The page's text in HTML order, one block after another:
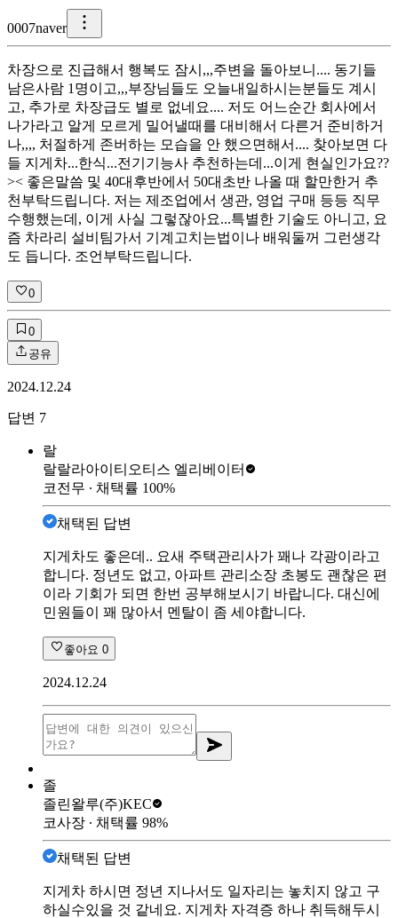
0007naver
차장으로 진급해서 행복도 잠시,,,주변을 돌아보니.... 동기들
남은사람 1명이고,,,부장님들도 오늘내일하시는분들도 계시
고, 추가로 차장급도 별로 없네요.... 저도 어느순간 회사에서
나가라고 알게 모르게 밀어낼때를 대비해서 다른거 준비하거
나,,,, 처절하게 존버하는 모습을 안 했으면해서.... 찾아보면 다
들 지게차...한식...전기기능사 추천하는데...이게 현실인가요??
>< 좋은말씀 및 40대후반에서 50대초반 나올 때 할만한거 추
천부탁드립니다. 저는 제조업에서 생관, 영업 구매 등등 직무
수행했는데, 이게 사실 그렇잖아요...특별한 기술도 아니고, 요
즘 차라리 설비팀가서 기계고치는법이나 배워둘꺼 그런생각
도 듭니다. 조언부탁드립니다.
0
0
공유
2024.12.24
답변 7
랄
랄랄라아이티 오티스 엘리베이터
코전무 ∙ 채택률 100%
채택된 답변
지게차도 좋은데.. 요새 주택관리사가 꽤나 각광이라고
합니다. 정년도 없고, 아파트 관리소장 초봉도 괜찮은 편
이라 기회가 되면 한번 공부해보시기 바랍니다. 대신에
민원들이 꽤 많아서 멘탈이 좀 세야합니다.
좋아요 0
2024.12.24
졸
졸린왈루(주)KEC
코사장 ∙ 채택률 98%
채택된 답변
지게차 하시면 정년 지나서도 일자리는 놓치지 않고 구
하실수있을 것 같네요. 지게차 자격증 하나 취득해두시